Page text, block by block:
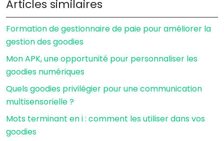
Articles similaires
Formation de gestionnaire de paie pour améliorer la
gestion des goodies
Mon APK, une opportunité pour personnaliser les
goodies numériques
Quels goodies privilégier pour une communication
multisensorielle ?
Mots terminant en i : comment les utiliser dans vos
goodies